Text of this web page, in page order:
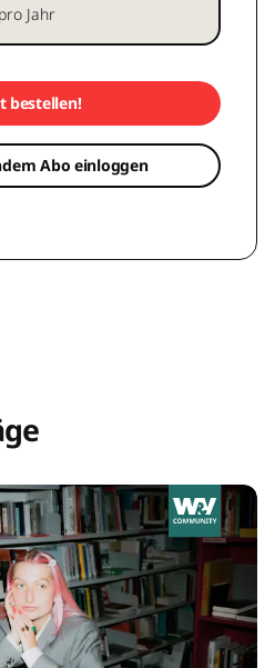
pro Jahr
bestellen!
Abo einloggen